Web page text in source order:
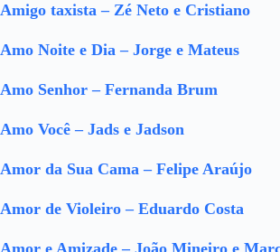
Amigo taxista – Zé Neto e Cristiano
Amo Noite e Dia – Jorge e Mateus
Amo Senhor – Fernanda Brum
Amo Você – Jads e Jadson
Amor da Sua Cama – Felipe Araújo
Amor de Violeiro – Eduardo Costa
Amor e Amizade – João Mineiro e